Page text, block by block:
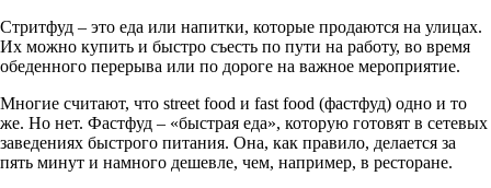
Стритфуд – это еда или напитки, которые продаются на улицах.
Их можно купить и быстро съесть по пути на работу, во время
обеденного перерыва или по дороге на важное мероприятие.
Многие считают, что street food и fast food (фастфуд) одно и то
же. Но нет. Фастфуд – «быстрая еда», которую готовят в сетевых
заведениях быстрого питания. Она, как правило, делается за
пять минут и намного дешевле, чем, например, в ресторане.